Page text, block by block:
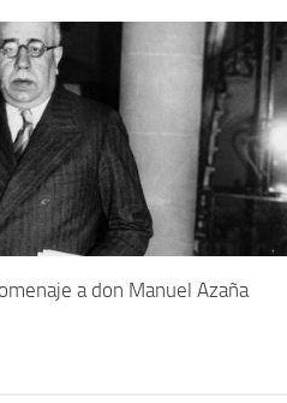
a don Manuel Azaña